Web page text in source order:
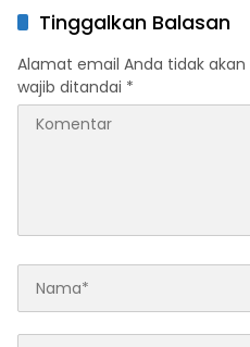
Tinggalkan Balasan
Alamat email Anda tidak akan
wajib ditandai *